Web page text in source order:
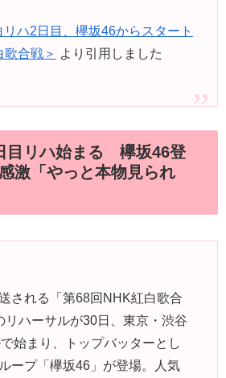
リハ2日目、欅坂46からスタート
歌合戦＞ より引用しました
目リハ始まる 欅坂46登
激「やっと本物見られ
される「第68回NHK紅白歌合
リハーサルが30日、東京・渋谷
始まり、トップバッターとし
ープ「欅坂46」が登場。人気